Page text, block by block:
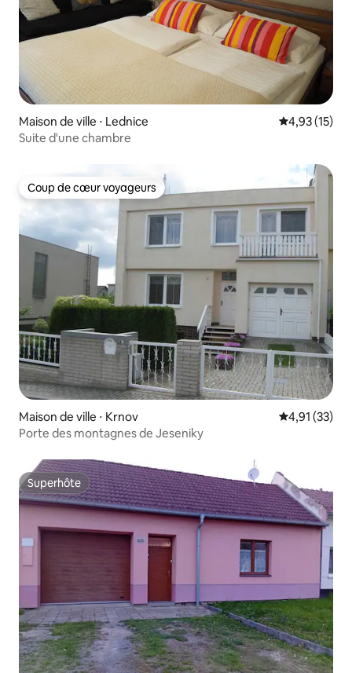
Maison de ville ⋅ Lednice Évaluation
4,93 (15)
Suite d'une chambre
Coup de cœur voyageurs
Coup de cœur voyageurs
Maison de ville ⋅ Krnov Évaluation
4,91 (33)
Porte des montagnes de Jeseniky
Superhôte
Superhôte